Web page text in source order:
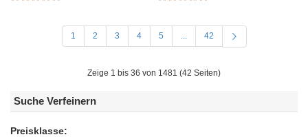
1 2 3 4 5 ... 42
Zeige 1 bis 36 von 1481 (42 Seiten)
Suche Verfeinern
Preisklasse: